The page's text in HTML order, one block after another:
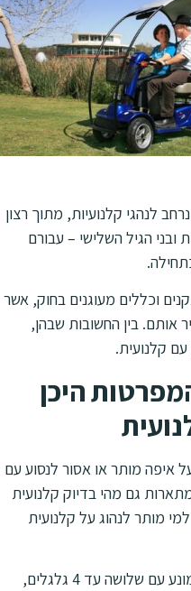
לנהגי קלנועיות, מתוך רצון
הגיל השלישי – עבורם
וכללים מעוגנים בחוק, אשר
אותם. בין החשובות שבהן,
קלנועית.
היכן
איפה מותר או אסור לנסוע עם
גם מהי בדיוק קלנועית
מותר לנהוג על קלנועית
היא רכב ממונע עם שלושה עד 4 גלגלים,